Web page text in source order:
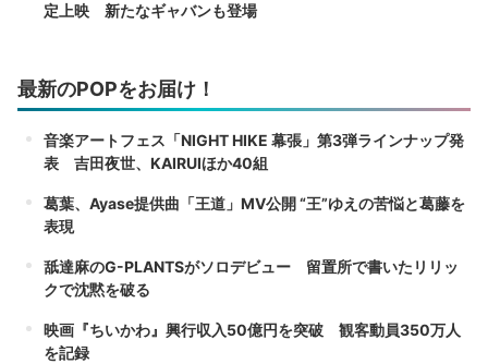
定上映 新たなギャバンも登場
最新のPOPをお届け！
音楽アートフェス「NIGHT HIKE 幕張」第3弾ラインナップ発
表 吉田夜世、KAIRUIほか40組
葛葉、Ayase提供曲「王道」MV公開 “王”ゆえの苦悩と葛藤を
表現
舐達麻のG-PLANTSがソロデビュー 留置所で書いたリリッ
クで沈黙を破る
映画『ちいかわ』興行収入50億円を突破 観客動員350万人
を記録